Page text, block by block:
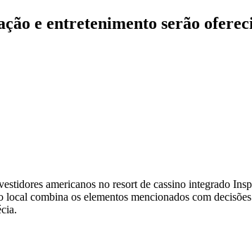
e entretenimento serão
americanos no resort de cassino integrado
combina os elementos mencionados com